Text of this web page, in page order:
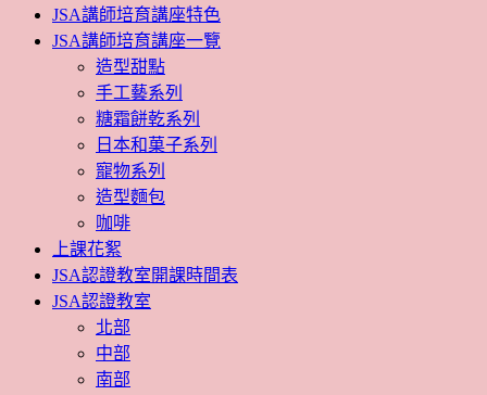
JSA講師培育講座特色
JSA講師培育講座一覽
造型甜點
手工藝系列
糖霜餅乾系列
日本和菓子系列
寵物系列
造型麵包
咖啡
上課花絮
JSA認證教室開課時間表
JSA認證教室
北部
中部
南部